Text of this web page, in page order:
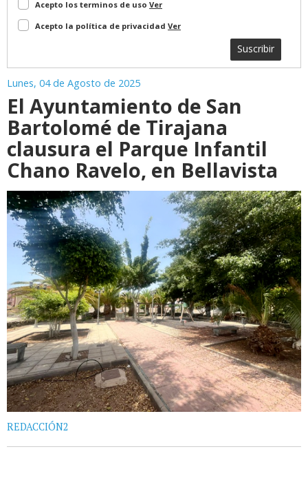
Acepto los terminos de uso Ver
Acepto la política de privacidad Ver
Suscribir
Lunes, 04 de Agosto de 2025
El Ayuntamiento de San
Bartolomé de Tirajana
clausura el Parque Infantil
Chano Ravelo, en Bellavista
REDACCIÓN2